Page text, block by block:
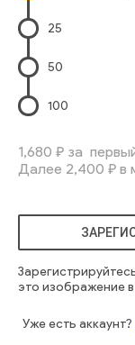
25
50
100
1,680 ₽ за
Далее 2,400 ₽ в
это изображение
Уже есть аккаунт?